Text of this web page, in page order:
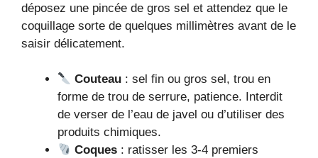
déposez une pincée de gros sel et attendez que le
coquillage sorte de quelques millimètres avant de le
saisir délicatement.
Couteau : sel fin ou gros sel, trou en
forme de trou de serrure, patience. Interdit
de verser de l’eau de javel ou d’utiliser des
produits chimiques.
Coques : ratisser les 3-4 premiers